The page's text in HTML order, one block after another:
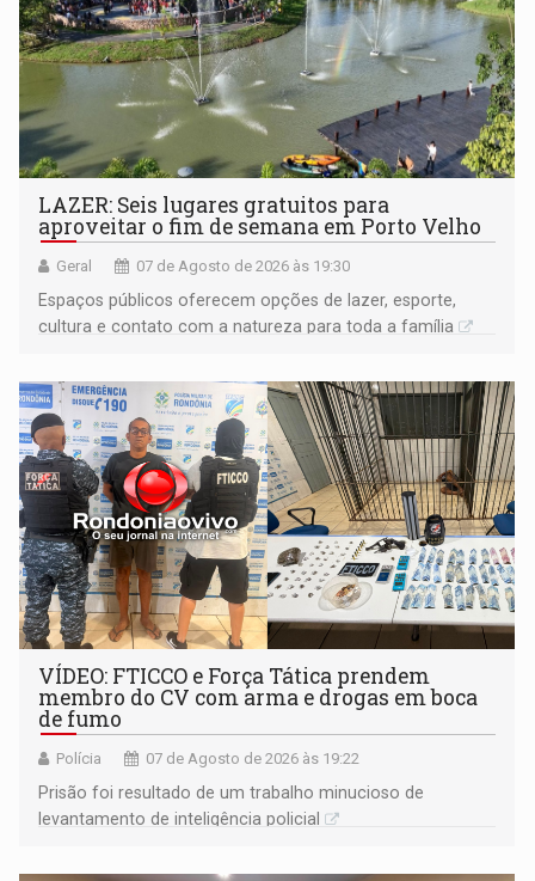
LAZER: Seis lugares gratuitos para
aproveitar o fim de semana em Porto Velho
Geral 07 de Agosto de 2026 às 19:30
Espaços públicos oferecem opções de lazer, esporte,
cultura e contato com a natureza para toda a família
VÍDEO: FTICCO e Força Tática prendem
membro do CV com arma e drogas em boca
de fumo
Polícia 07 de Agosto de 2026 às 19:22
Prisão foi resultado de um trabalho minucioso de
levantamento de inteligência policial